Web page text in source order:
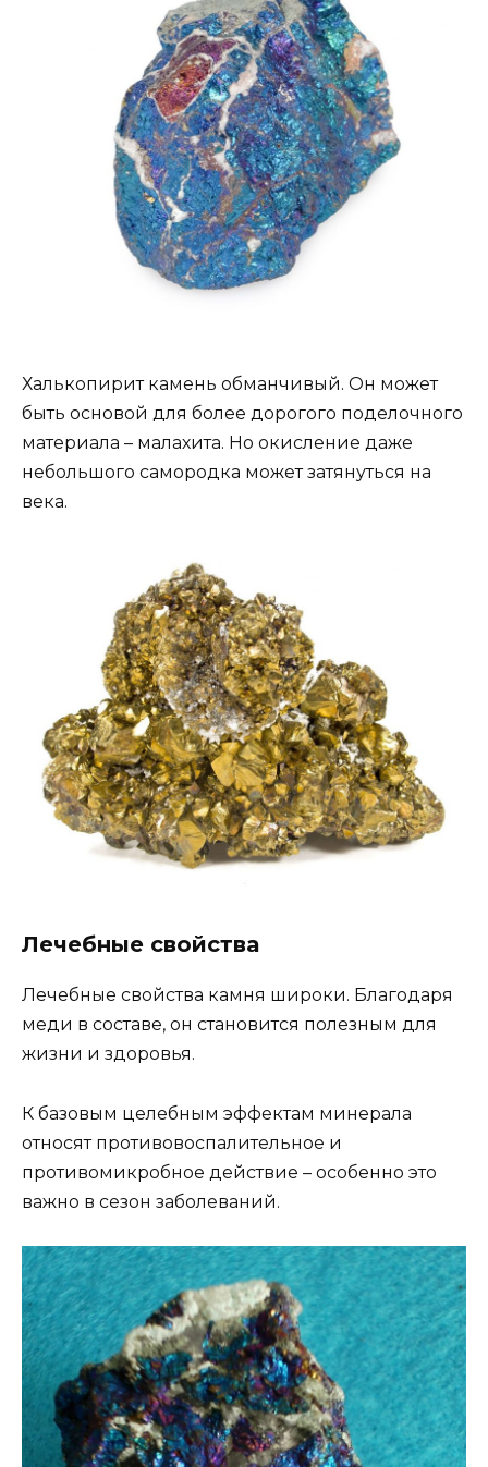
Халькопирит камень обманчивый. Он может
быть основой для более дорогого поделочного
материала – малахита. Но окисление даже
небольшого самородка может затянуться на
века.
Лечебные свойства
Лечебные свойства камня широки. Благодаря
меди в составе, он становится полезным для
жизни и здоровья.
К базовым целебным эффектам минерала
относят противовоспалительное и
противомикробное действие – особенно это
важно в сезон заболеваний.